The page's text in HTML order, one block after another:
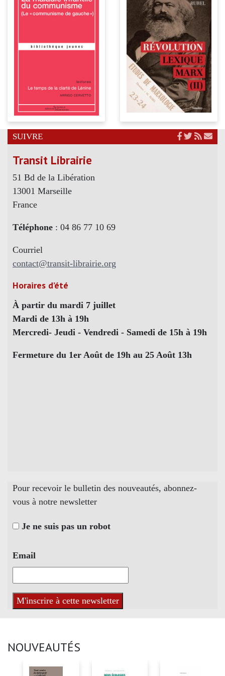
SUIVRE
Transit Librairie
51 Bd de la Libération
13001 Marseille
France
Téléphone : 04 86 77 10 69
Courriel
contact@transit-librairie.org
Horaires d’été
À partir du mardi 7 juillet
Mardi de 13h à 19h
Mercredi- Jeudi - Vendredi - Samedi de 15h à 19h
Fermeture du 1er Août de 19h au 25 Août 13h
Pour recevoir le bulletin des nouveautés, abonnez-
vous à notre newsletter
Je ne suis pas un robot
Email
NOUVEAUTÉS